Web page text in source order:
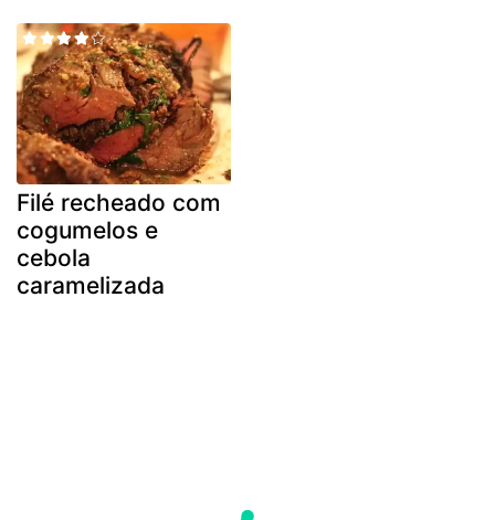
Filé recheado com
cogumelos e
cebola
caramelizada